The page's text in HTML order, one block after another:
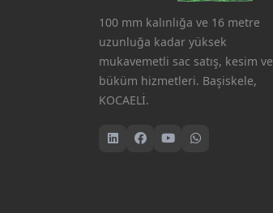
100 mm kalınlığa ve 16 metre
uzunluğa kadar yüksek
mukavemetli sac satış, kesim ve
büküm hizmetleri. Başiskele,
KOCAELİ.